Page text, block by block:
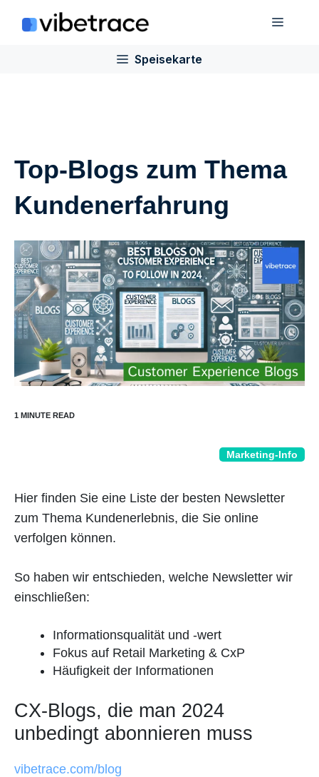
Inhalt
Speisekarte
Top-Blogs zum Thema
Kundenerfahrung
Marketing-Info
Hier finden Sie eine Liste der besten Newsletter
zum Thema Kundenerlebnis, die Sie online
verfolgen können.
So haben wir entschieden, welche Newsletter wir
einschließen:
Informationsqualität und -wert
Fokus auf Retail Marketing & CxP
Häufigkeit der Informationen
CX-Blogs, die man 2024
unbedingt abonnieren muss
vibetrace.com/blog